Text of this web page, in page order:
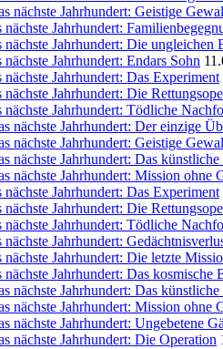
nächste Jahrhundert: Geistige
Jahrhundert:
Jahrhundert: Die ungleichen
Jahrhundert: Endars Sohn
Jahrhundert: Das Experiment
Jahrhundert: Die
Jahrhundert: Tödliche
nächste Jahrhundert: Der einzige
nächste Jahrhundert: Geistige
nächste Jahrhundert: Das künstliche
nächste Jahrhundert: Mission ohne
Jahrhundert: Das Experiment
Jahrhundert: Die
Jahrhundert: Tödliche
Jahrhundert:
Jahrhundert: Die letzte
Jahrhundert: Das kosmische
nächste Jahrhundert: Das künstliche
nächste Jahrhundert: Mission ohne
nächste Jahrhundert: Ungebetene
nächste Jahrhundert: Die Operation